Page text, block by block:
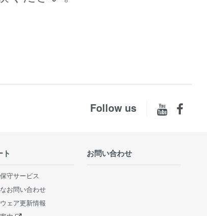
Follow us
守サービス
お問い合わせ
ェア更新情報
お問い合わせ